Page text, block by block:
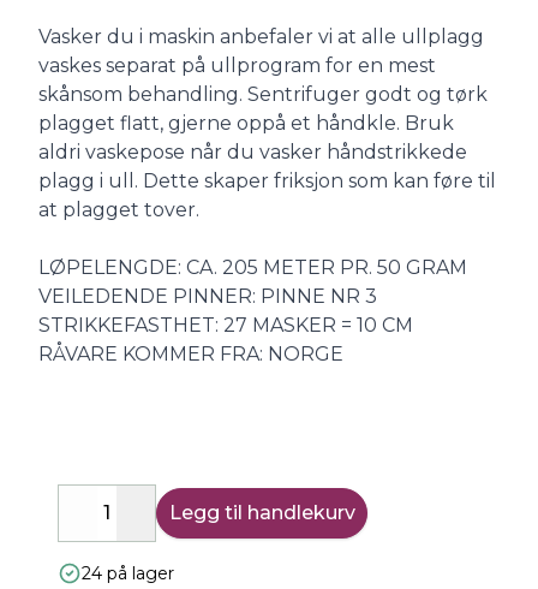
Vasker du i maskin anbefaler vi at alle ullplagg
vaskes separat på ullprogram for en mest
skånsom behandling. Sentrifuger godt og tørk
plagget flatt, gjerne oppå et håndkle. Bruk
aldri vaskepose når du vasker håndstrikkede
plagg i ull. Dette skaper friksjon som kan føre til
at plagget tover.
LØPELENGDE: CA. 205 METER PR. 50 GRAM
VEILEDENDE PINNER: PINNE NR 3
STRIKKEFASTHET: 27 MASKER = 10 CM
RÅVARE KOMMER FRA: NORGE
DecreaseIncrease
Legg til handlekurv
24 på lager